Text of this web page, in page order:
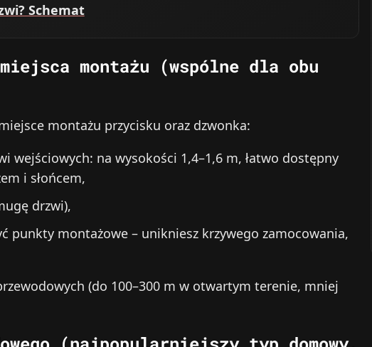
Schemat
montażu (wspólne dla obu
montażu przycisku oraz dzwonka:
wejściowych: na wysokości 1,4–1,6 m, łatwo dostępny
i słońcem,
drzwi),
punkty montażowe – unikniesz krzywego zamocowania,
(do 100–300 m w otwartym terenie, mniej